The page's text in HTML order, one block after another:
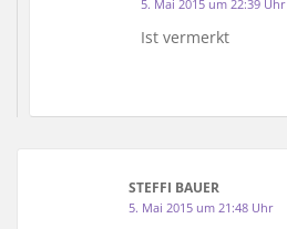
5. Mai 2015 um 22:39 Uhr
Ist vermerkt
STEFFI BAUER
5. Mai 2015 um 21:48 Uhr